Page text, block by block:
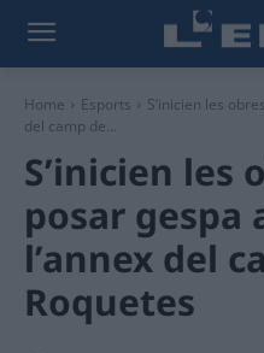
Home Esports
S’inicien les
del camp de...
S’inicien les
posar gespa
l’annex del
Roquetes